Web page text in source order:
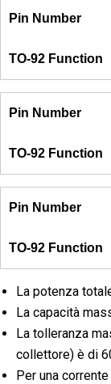
La potenza
La capacità
La tolleranza
collettore) è di
Per una